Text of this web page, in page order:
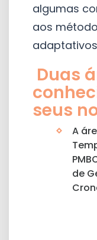
algumas
aos
Duas
seus
A
de